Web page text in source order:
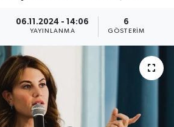
06.11.2024 - 14:06
YAYINLANMA
6
GÖSTERIM